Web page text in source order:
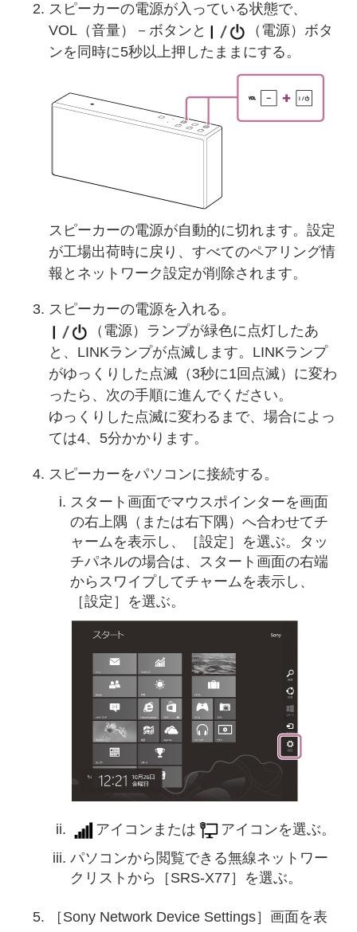
スピーカーの電源が入っている状態で、
VOL（音量）－ボタンと
（電源）ボタ
ンを同時に5秒以上押したままにする。
スピーカーの電源が自動的に切れます。設定
が工場出荷時に戻り、すべてのペアリング情
報とネットワーク設定が削除されます。
スピーカーの電源を入れる。
（電源）ランプが緑色に点灯したあ
と、LINKランプが点滅します。LINKランプ
がゆっくりした点滅（3秒に1回点滅）に変わ
ったら、次の手順に進んでください。
ゆっくりした点滅に変わるまで、場合によっ
ては4、5分かかります。
スピーカーをパソコンに接続する。
スタート画面でマウスポインターを画面
の右上隅（または右下隅）へ合わせてチ
ャームを表示し、［設定］を選ぶ。タッ
チパネルの場合は、スタート画面の右端
からスワイプしてチャームを表示し、
［設定］を選ぶ。
アイコンまたは
アイコンを選ぶ。
パソコンから閲覧できる無線ネットワー
クリストから［SRS-X77］を選ぶ。
［Sony Network Device Settings］画面を表